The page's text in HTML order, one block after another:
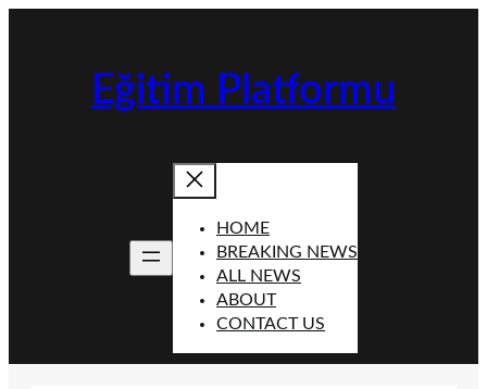
Eğitim Platformu
HOME
BREAKING NEWS
ALL NEWS
ABOUT
CONTACT US